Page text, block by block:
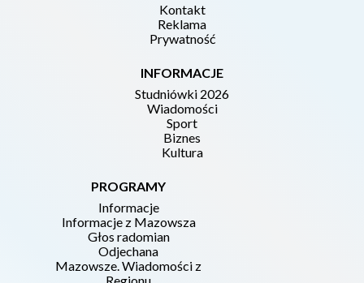
Kontakt
Reklama
Prywatność
INFORMACJE
Studniówki 2026
Wiadomości
Sport
Biznes
Kultura
PROGRAMY
Informacje
Informacje z Mazowsza
Głos radomian
Odjechana
Mazowsze. Wiadomości z